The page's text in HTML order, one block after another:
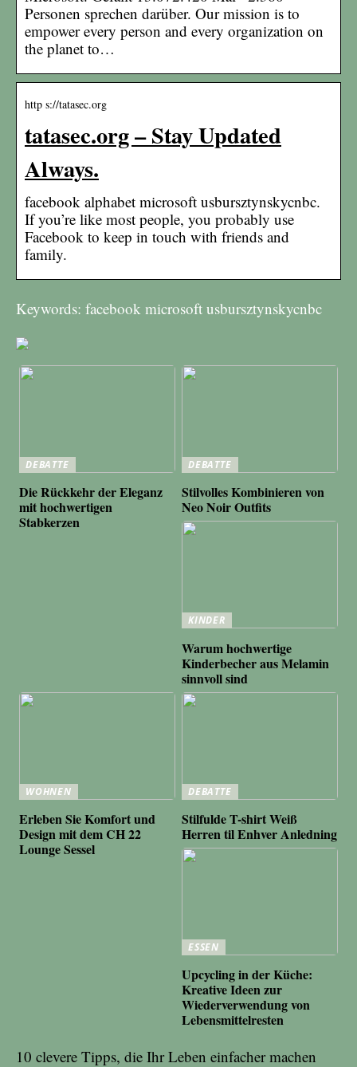
Personen sprechen darüber. Our mission is to
empower every person and every organization on
the planet to…
http s://tatasec.org
tatasec.org – Stay Updated
Always.
facebook alphabet microsoft usbursztynskycnbc.
If you’re like most people, you probably use
Facebook to keep in touch with friends and
family.
Keywords: facebook microsoft usbursztynskycnbc
DEBATTE
Die Rückkehr der Eleganz
mit hochwertigen
Stabkerzen
DEBATTE
Stilvolles Kombinieren von
Neo Noir Outfits
KINDER
Warum hochwertige
Kinderbecher aus Melamin
sinnvoll sind
WOHNEN
Erleben Sie Komfort und
Design mit dem CH 22
Lounge Sessel
DEBATTE
Stilfulde T-shirt Weiß
Herren til Enhver Anledning
ESSEN
Upcycling in der Küche:
Kreative Ideen zur
Wiederverwendung von
Lebensmittelresten
10 clevere Tipps, die Ihr Leben einfacher machen